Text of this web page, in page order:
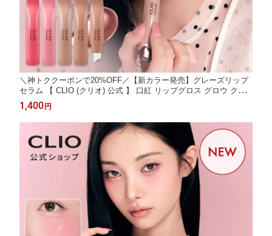
＼神トククーポンで20%OFF／【新カラー発売】グレーズリップ
セラム 【 CLIO (クリオ) 公式 】 口紅 リップグロス グロウ クリ
ームチーク カラー 韓国 デイリー メイク コスメ
1,400円